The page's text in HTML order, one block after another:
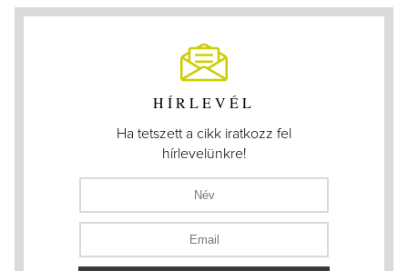
HÍRLEVÉL
Ha tetszett a cikk iratkozz fel
hírlevelünkre!